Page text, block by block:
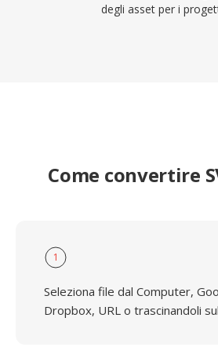
degli asset per i
Come convertire
1
Seleziona file dal Computer,
Dropbox, URL o trascinandoli